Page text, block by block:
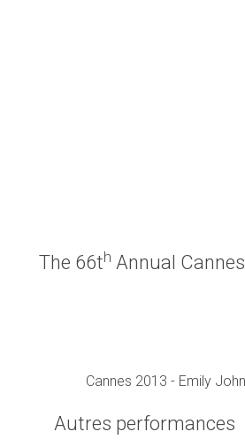
The 66th Annual
Cannes 2013 - Emily
Autres performances